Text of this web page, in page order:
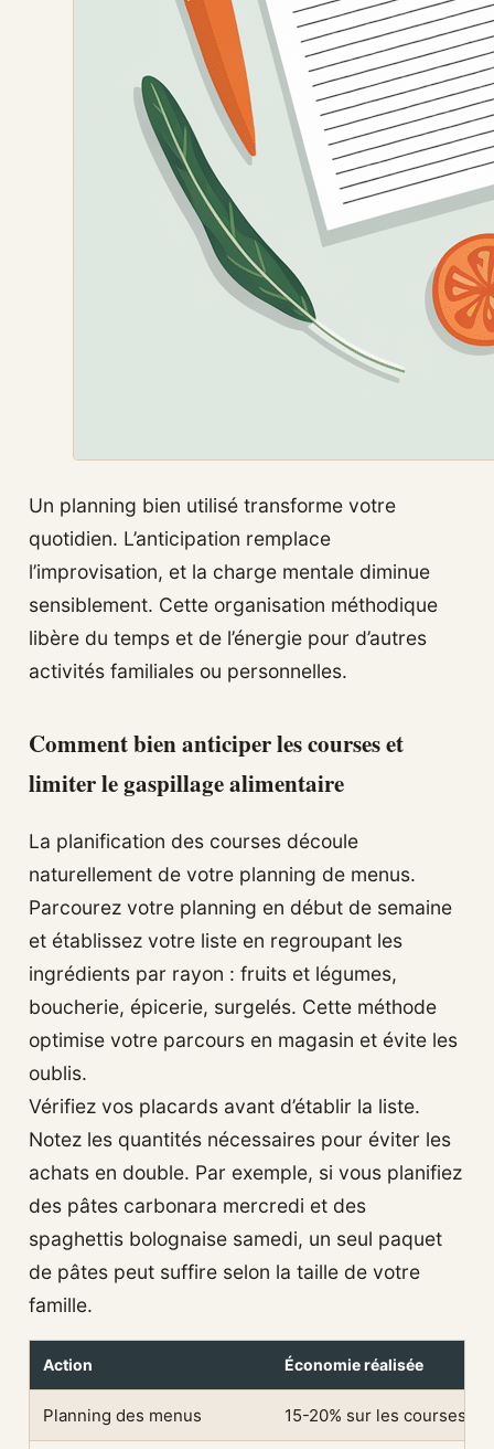
Un planning bien utilisé transforme votre
quotidien. L’anticipation remplace
l’improvisation, et la charge mentale diminue
sensiblement. Cette organisation méthodique
libère du temps et de l’énergie pour d’autres
activités familiales ou personnelles.
Comment bien anticiper les courses et
limiter le gaspillage alimentaire
La planification des courses découle
naturellement de votre planning de menus.
Parcourez votre planning en début de semaine
et établissez votre liste en regroupant les
ingrédients par rayon : fruits et légumes,
boucherie, épicerie, surgelés. Cette méthode
optimise votre parcours en magasin et évite les
oublis.
Vérifiez vos placards avant d’établir la liste.
Notez les quantités nécessaires pour éviter les
achats en double. Par exemple, si vous planifiez
des pâtes carbonara mercredi et des
spaghettis bolognaise samedi, un seul paquet
de pâtes peut suffire selon la taille de votre
famille.
Action Économie réalisée
Planning des menus 15-20% sur les courses